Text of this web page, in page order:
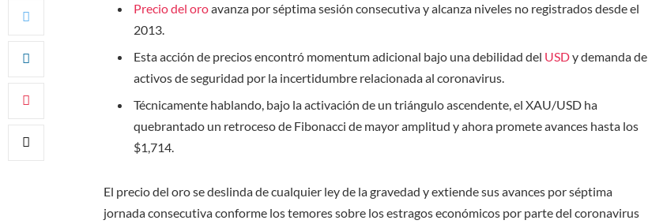
Precio del oroavanza por séptima sesión consecutiva y alcanza niveles no registrados desde el
2013.
Esta acción de precios encontró momentum adicional bajo una debilidad del USDy demanda de
activos de seguridad por la incertidumbre relacionada al coronavirus.
Técnicamente hablando, bajo la activación de un triángulo ascendente, el XAU/USD ha
quebrantado un retroceso de Fibonacci de mayor amplitud y ahora promete avances hasta los
$1,714.
El precio del oro se deslinda de cualquier ley de la gravedad y extiende sus avances por séptima
jornada consecutiva conforme los temores sobre los estragos económicos por parte del coronavirus